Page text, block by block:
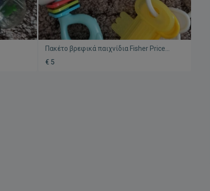
Πακέτο βρεφικά παιχνίδια Fisher Price
κουδουνίστρα και μασητικά
€ 5